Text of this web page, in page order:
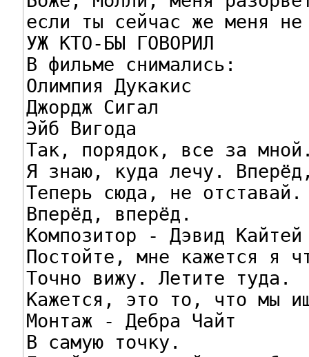
если ты сейчас же меня не
УЖ КТО-БЫ ГОВОРИЛ
В фильме снимались:
Олимпия Дукакис
Джордж Сигал
Эйб Вигода
Tак, порядок, все за
Я знаю, куда лечу.
Tеперь сюда, не отставай.
Вперёд, вперёд.
Композитор - Дэвид Кайтей
Постойте, мне кажется я
Tочно вижу. Летите туда.
Кажется, это то, что мы
Монтаж - Дебра Чайт
В самую точку.